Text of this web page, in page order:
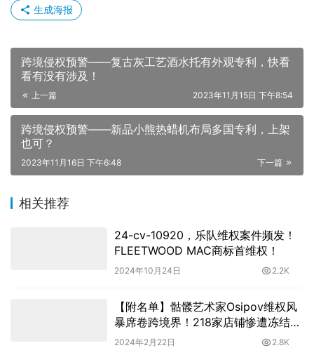
生成海报
跨境侵权预警——复古灰工艺酒水托有外观专利，快看
看有没有涉及！
上一篇 2023年11月15日 下午8:54
跨境侵权预警——新品小熊热蜡机布局多国专利，上架
也可？
下一篇
2023年11月16日 下午6:48
相关推荐
24-cv-10920，乐队维权案件频发！
FLEETWOOD MAC商标首维权！
2024年10月24日 2.2K
【附名单】骷髅艺术家Osipov维权风
暴席卷跨境界！218家店铺惨遭冻结，
版权大战正在上演
2024年2月22日 2.8K